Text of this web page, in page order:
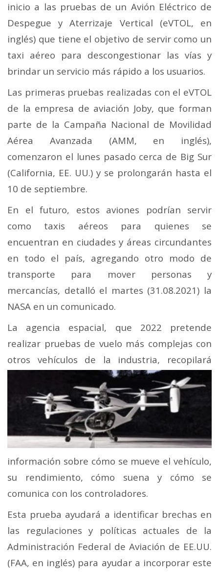
inicio a las pruebas de un Avión Eléctrico de
Despegue y Aterrizaje Vertical (eVTOL, en
inglés) que tiene el objetivo de servir como un
taxi aéreo para descongestionar las vías y
brindar un servicio más rápido a los usuarios.
Las primeras pruebas realizadas con el eVTOL
de la empresa de aviación Joby, que forman
parte de la Campaña Nacional de Movilidad
Aérea Avanzada (AMM, en inglés),
comenzaron el lunes pasado cerca de Big Sur
(California, EE. UU.) y se prolongarán hasta el
10 de septiembre.
En el futuro, estos aviones podrían servir
como taxis aéreos para quienes se
encuentran en ciudades y áreas circundantes
en todo el país, agregando otro modo de
transporte para mover personas y
mercancías, detalló el martes (31.08.2021) la
NASA en un comunicado.
La agencia espacial, que 2022 pretende
realizar pruebas de vuelo más complejas con
otros vehículos de la industria, recopilará
información sobre cómo se mueve el vehículo,
su rendimiento, cómo suena y cómo se
comunica con los controladores.
Esta prueba ayudará a identificar brechas en
las regulaciones y políticas actuales de la
Administración Federal de Aviación de EE.UU.
(FAA, en inglés) para ayudar a incorporar este